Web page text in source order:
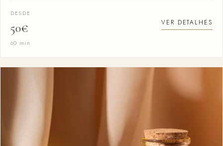
DESDE
50€ VER DETALHES
60 min